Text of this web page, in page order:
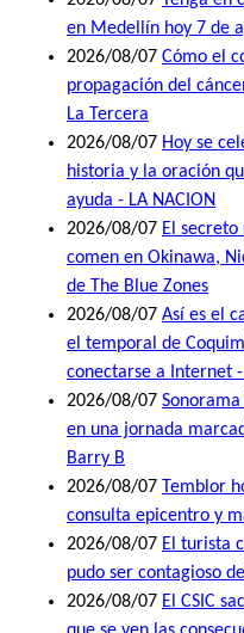
en Medellín hoy 7 de
2026/08/07 Cómo el
propagación del
La Tercera
2026/08/07 Hoy se
historia y la oración
ayuda - LA NACION
2026/08/07 El
comen en Okinawa,
de The Blue Zones
2026/08/07 Así es el
el temporal de
conectarse a Internet
2026/08/07
en una jornada
Barry B
2026/08/07 Temblor
consulta epicentro y
2026/08/07 El turista
pudo ser contagioso
2026/08/07 El CSIC